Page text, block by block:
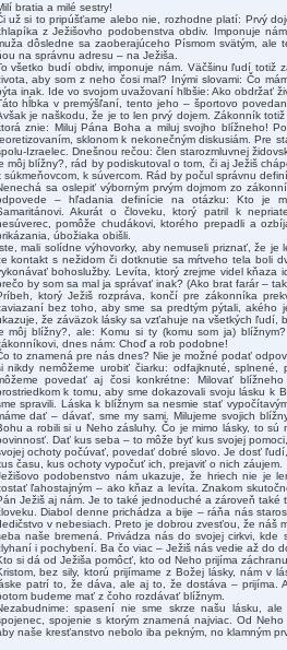
bratia a milé sestry!
už si to pripúšťame alebo nie, rozhodne platí: Prvý
z Ježišovho podobenstva obdiv. Imponuje
dôsledne sa zaoberajúceho Písmom svätým, ale
na správnu adresu – na Ježiša.
všetko budí obdiv, imponuje nám. Väčšinu ľudí totiž
aby som z neho čosi mal? Inými slovami: Čo
inak. Ide vo svojom uvažovaní hlbšie: Ako obdržať
hĺbka v premýšľaní, tento jeho – športovo
je naškodu, že je to len prvý dojem. Zákonník
znie: Miluj Pána Boha a miluj svojho blížneho!
sklonom k nekonečným diskusiám. Pre
Izraelec. Dnešnou rečou: člen starozmluvnej
môj blížny?, rád by podiskutoval o tom, či aj Ježiš
súkmeňovcom, k súvercom. Rád by počul správnu
sa oslepiť výborným prvým dojmom zo
– hľadania definície na otázku: Kto je
Akurát o človeku, ktorý patril k
pomôže chudákovi, ktorého prepadli a
úbožiaka obišli.
mali solídne výhovorky, aby nemuseli priznať, že
kontakt s nežidom či dotknutie sa mŕtveho tela boli
bohoslužby. Levíta, ktorý zrejme videl
by som sa mal ja správať inak? (Ako brat farár – tak
ktorý Ježiš rozpráva, končí pre zákonníka
bez toho, aby sme sa predtým pýtali, akého
že záväzok lásky sa vzťahuje na všetkých ľudí,
môj blížny?, ale: Komu si ty (komu som ja)
dnes nám: Choď a rob podobne!
to znamená pre nás dnes? Nie je možné podať
nikdy nemôžeme urobiť čiarku: odfajknuté, splnené,
povedať aj čosi konkrétne: Milovať
k tomu, aby sme dokazovali svoju lásku
spravili. Láska k blížnym sa nesmie stať
dať – dávať, sme my sami. Milujeme svojich
a robili si u Neho zásluhy. Čo je mimo lásky, to
Dať kus seba – to môže byť kus svojej
ochoty počúvať, povedať dobré slovo. Je dosť
času, kus ochoty vypočuť ich, prejaviť o nich záujem.
podobenstvo nám ukazuje, že hriech nie je
ľahostajným – ako kňaz a levíta. Znakom
Ježiš aj nám. Je to také jednoduché a zároveň
Diabol denne prichádza a bije – ráňa nás
v nebesiach. Preto je dobrou zvesťou, že náš
naše bremená. Privádza nás do svojej cirkvi,
i pochybení. Ba čo viac – Ježiš nás vedie až do
si dá od Ježiša pomôcť, kto od Neho prijíma
bez sily, ktorú prijímame z Božej lásky, nám v
patrí to, že dáva, ale aj to, že dostáva – prijíma.
budeme mať z čoho rozdávať blížnym.
spasení nie sme skrze našu lásku,
spojenie s ktorým znamená najviac. Od
naše kresťanstvo nebolo iba pekným, no klamným